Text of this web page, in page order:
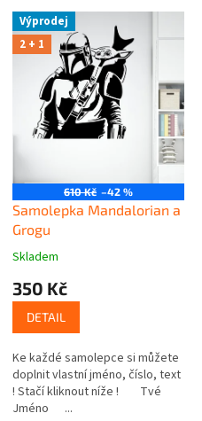
Výprodej
2 + 1
610 Kč –42 %
Samolepka Mandalorian a
Grogu
Skladem
350 Kč
DETAIL
Ke každé samolepce si můžete
doplnit vlastní jméno, číslo, text
! Stačí kliknout níže ! Tvé
Jméno ...